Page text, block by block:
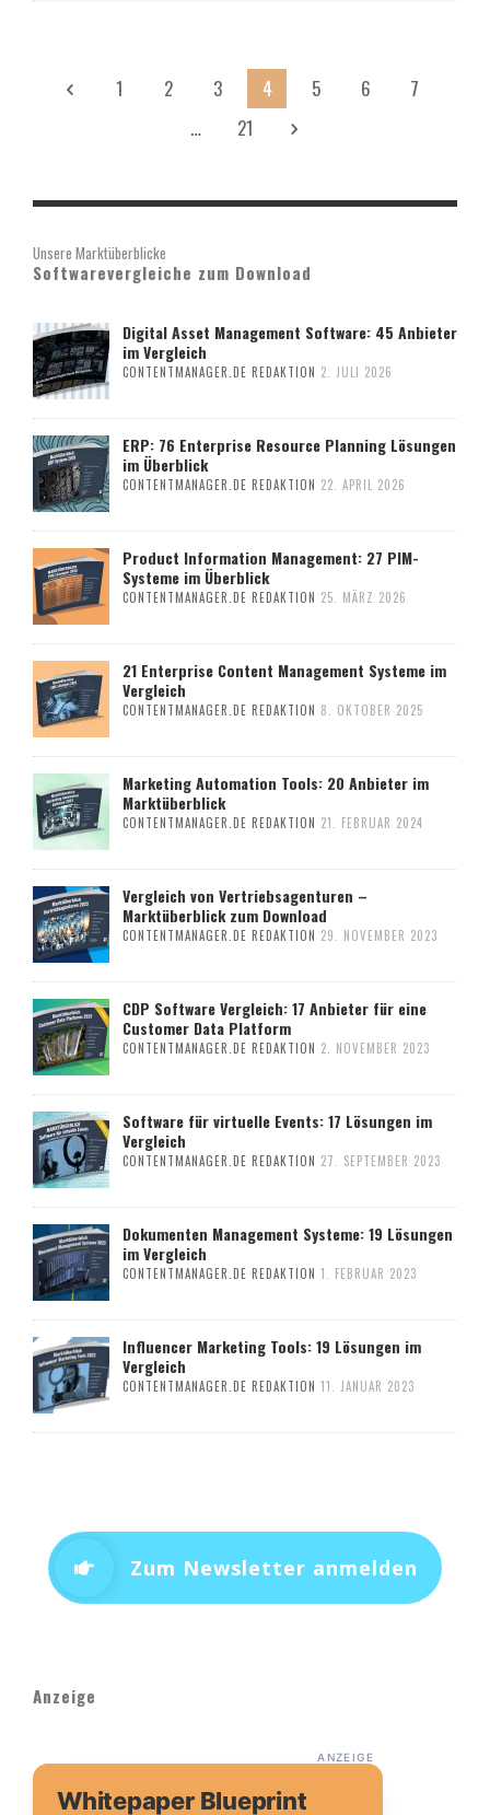
1 2 3 4 5 6
7
…
21
Unsere Marktüberblicke
Softwarevergleiche zum Download
Digital Asset Management Software: 45 Anbieter
im Vergleich
CONTENTMANAGER.DE REDAKTION 2. JULI 2026
ERP: 76 Enterprise Resource Planning Lösungen
im Überblick
CONTENTMANAGER.DE REDAKTION 22. APRIL 2026
Product Information Management: 27 PIM-
Systeme im Überblick
CONTENTMANAGER.DE REDAKTION 25. MÄRZ 2026
21 Enterprise Content Management Systeme im
Vergleich
CONTENTMANAGER.DE REDAKTION 8. OKTOBER 2025
Marketing Automation Tools: 20 Anbieter im
Marktüberblick
CONTENTMANAGER.DE REDAKTION 21. FEBRUAR 2024
Vergleich von Vertriebsagenturen –
Marktüberblick zum Download
CONTENTMANAGER.DE REDAKTION 29. NOVEMBER 2023
CDP Software Vergleich: 17 Anbieter für eine
Customer Data Platform
CONTENTMANAGER.DE REDAKTION 2. NOVEMBER 2023
Software für virtuelle Events: 17 Lösungen im
Vergleich
CONTENTMANAGER.DE REDAKTION 27. SEPTEMBER 2023
Dokumenten Management Systeme: 19 Lösungen
im Vergleich
CONTENTMANAGER.DE REDAKTION 1. FEBRUAR 2023
Influencer Marketing Tools: 19 Lösungen im
Vergleich
CONTENTMANAGER.DE REDAKTION 11. JANUAR 2023
Zum Newsletter anmelden
Anzeige